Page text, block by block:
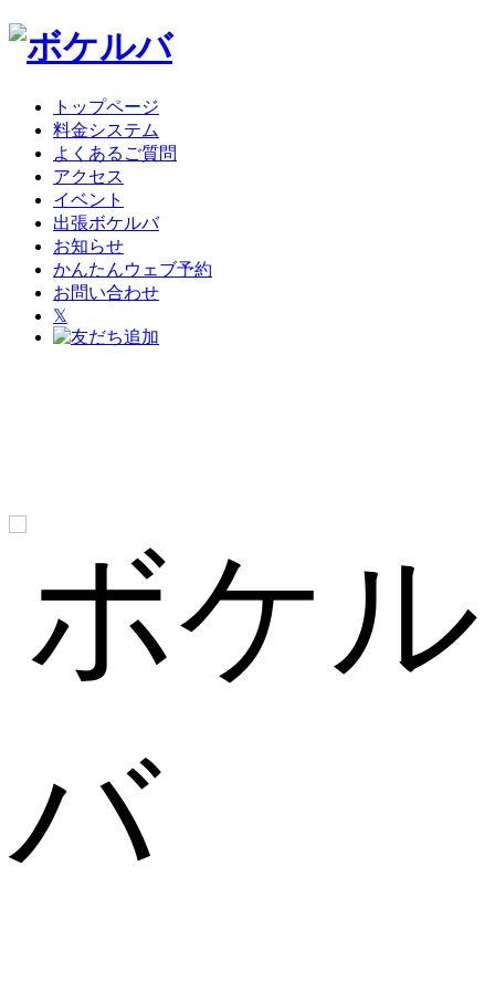
トップページ
料金システム
よくあるご質問
アクセス
イベント
出張ボケルバ
お知らせ
かんたんウェブ予約
お問い合わせ
𝕏